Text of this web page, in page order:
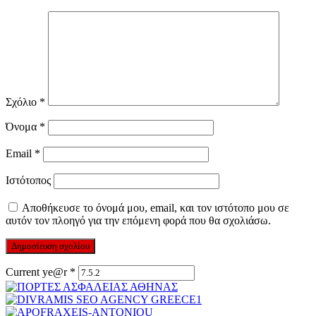
Σχόλιο *
Όνομα *
Email *
Ιστότοπος
Αποθήκευσε το όνομά μου, email, και τον ιστότοπο μου σε
αυτόν τον πλοηγό για την επόμενη φορά που θα σχολιάσω.
Current ye@r *